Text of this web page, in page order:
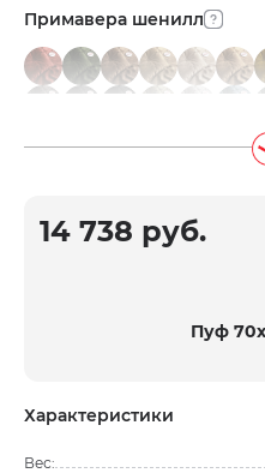
Примавера шенилл
Пуф
14 738 руб.
Характеристики
Вес: